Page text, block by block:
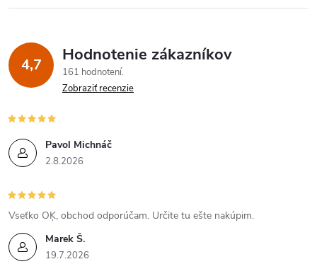
4,7 Hodnotenie zákazníkov
161 hodnotení
Zobraziť recenzie
Pavol Michnáč
2.8.2026
Marek Š.
19.7.2026
Vseťko OĶ, obchod odporúčam. Určite tu ešte nakúpim.